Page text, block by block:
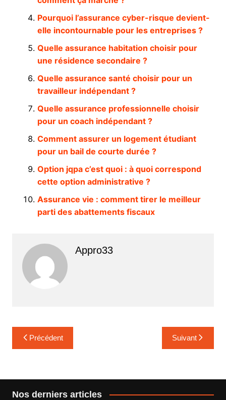
Pourquoi l’assurance cyber-risque devient-
elle incontournable pour les entreprises ?
Quelle assurance habitation choisir pour
une résidence secondaire ?
Quelle assurance santé choisir pour un
travailleur indépendant ?
Quelle assurance professionnelle choisir
pour un coach indépendant ?
Comment assurer un logement étudiant
pour un bail de courte durée ?
Option jqpa c’est quoi : à quoi correspond
cette option administrative ?
Assurance vie : comment tirer le meilleur
parti des abattements fiscaux
Appro33
Navigation
de
Précédent Suivant
Nos derniers articles